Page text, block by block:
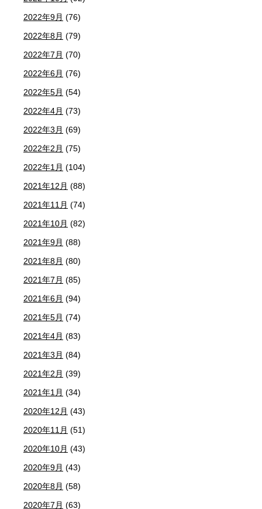
2022年9月 (76)
2022年8月 (79)
2022年7月 (70)
2022年6月 (76)
2022年5月 (54)
2022年4月 (73)
2022年3月 (69)
2022年2月 (75)
2022年1月 (104)
2021年12月 (88)
2021年11月 (74)
2021年10月 (82)
2021年9月 (88)
2021年8月 (80)
2021年7月 (85)
2021年6月 (94)
2021年5月 (74)
2021年4月 (83)
2021年3月 (84)
2021年2月 (39)
2021年1月 (34)
2020年12月 (43)
2020年11月 (51)
2020年10月 (43)
2020年9月 (43)
2020年8月 (58)
2020年7月 (63)